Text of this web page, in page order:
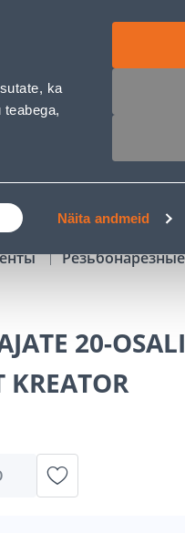
ka
Näita andmeid
20-
KREATOR